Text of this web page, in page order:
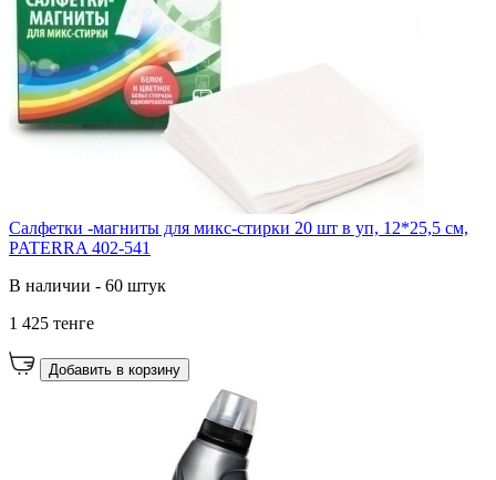
Салфетки -магниты для микс-стирки 20 шт в уп, 12*25,5 см,
PATERRA 402-541
В наличии - 60 штук
1 425 тенге
Добавить в корзину